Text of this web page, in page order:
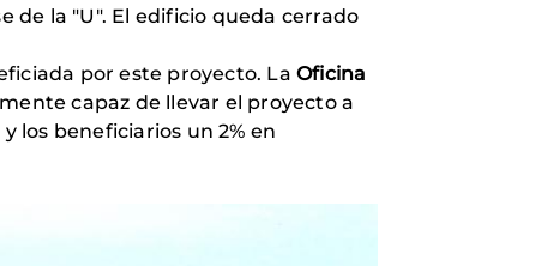
de la "U". El edificio queda cerrado
por este proyecto. La Oficina
capaz de llevar el proyecto a
los beneficiarios un 2% en